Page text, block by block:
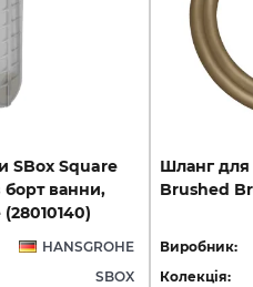
SBox Square
борт ванни,
HANSGROHE
SBOX
Шланг для
Brushed
Виробник:
Колекція: